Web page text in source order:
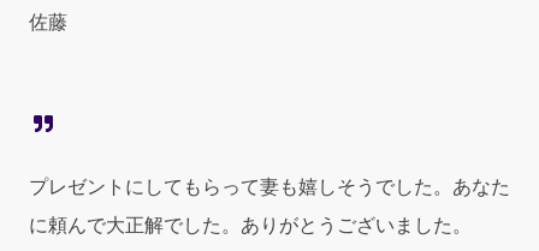
佐藤
プレゼントにしてもらって妻も嬉しそうでした。あなた
に頼んで大正解でした。ありがとうございました。